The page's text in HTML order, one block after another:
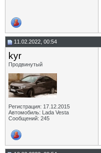
11.02.2022, 00:54
kyr
Продвинутый
Регистрация: 17.12.2015
Автомобиль: Lada Vesta
Сообщений: 245